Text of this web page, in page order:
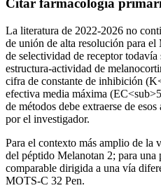
Citar farmacología
La literatura de 2022-2026 no
de unión de alta resolución para
de selectividad de receptor
estructura-actividad de
cifra de constante de inhibición
efectiva media máxima
de métodos debe extraerse de
por el investigador.
Para el contexto más amplio de la
del péptido Melanotan 2; para
comparable dirigida a una vía
MOTS-C 32 Pen.